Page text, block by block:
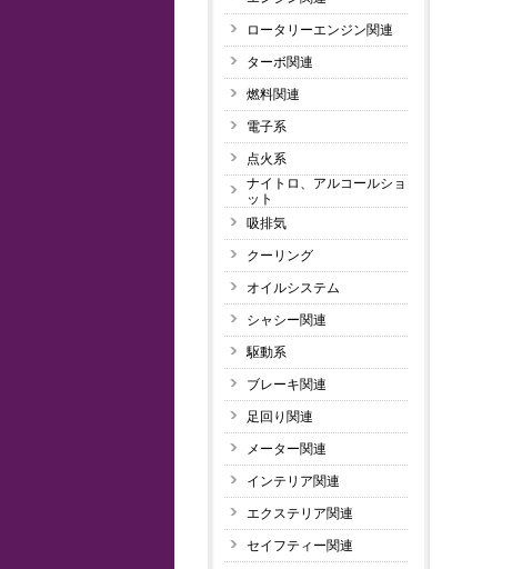
ロータリーエンジン関連
ターボ関連
燃料関連
電子系
点火系
ナイトロ、アルコールショ
ット
吸排気
クーリング
オイルシステム
シャシー関連
駆動系
ブレーキ関連
足回り関連
メーター関連
インテリア関連
エクステリア関連
セイフティー関連